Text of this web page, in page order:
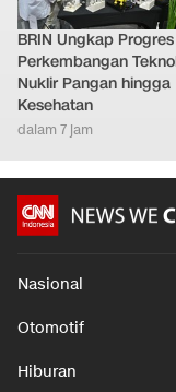
BRIN Ungkap Progres
Perkembangan
Nuklir Pangan hingga
Kesehatan
dalam 7 jam
Nasional
Otomotif
Hiburan